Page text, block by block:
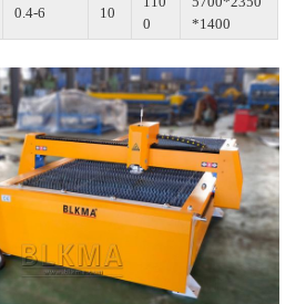
0.4-6 10
0
*1400